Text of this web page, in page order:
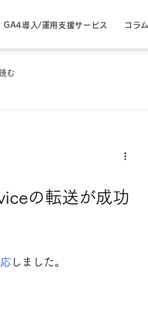
GA4導入/運用支援サービス コラム
む
の転送が成功
しました。